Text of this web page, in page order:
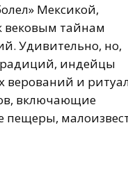
Мексикой,
вековым тайнам
Удивительно, но,
индейцы
верований и
включающие
пещеры,